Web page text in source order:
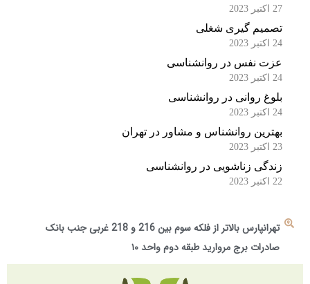
تصمیم گیری شغلی
عزت نفس در روانشناسی
بلوغ روانی در روانشناسی
بهترین روانشناس و مشاور در تهران
زندگی زناشویی در روانشناسی
تهرانپارس بالاتر از فلکه سوم بین 216 و 218 غربی جنب بانک
صادرات برج مروارید طبقه دوم واحد ۱۰